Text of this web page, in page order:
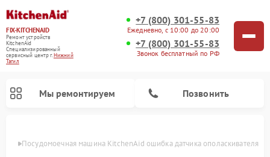
FIX-KITCHENAID
Ремонт устройств
KitchenAid
Специализированный
cервисный центр г.Нижний
Тагил
+7 (800) 301-55-83
Ежедневно, с 10:00 до 20:00
+7 (800) 301-55-83
Звонок бесплатный по РФ
Мы ремонтируем Позвонить
Посудомоечная машина KitchenAid ошибка датчика ополаскивателя